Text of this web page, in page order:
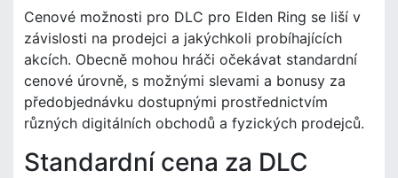
Cenové možnosti pro DLC pro Elden Ring se liší v
závislosti na prodejci a jakýchkoli probíhajících
akcích. Obecně mohou hráči očekávat standardní
cenové úrovně, s možnými slevami a bonusy za
předobjednávku dostupnými prostřednictvím
různých digitálních obchodů a fyzických prodejců.
Standardní cena za DLC